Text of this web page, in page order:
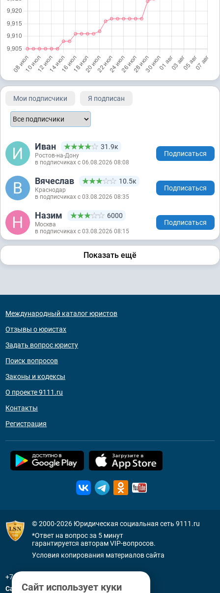
Мои подписчики Я подписан
Иван 31.9к
Ростов-на-Дону
в подписчиках с 06.08.2026 08:08
Подписаться
Вячеслав 10.5к
Краснодар
в подписчиках с 03.08.2026 08:35
Подписаться
Назим 6000
Москва
в подписчиках с 03.08.2026 08:15
Подписаться
Показать ещё
Международный каталог юристов
Отзывы о юристах
Задать вопрос юристу
Поиск вопросов
Законы и кодексы
О проекте 9111.ru
Контакты
Регистрация
© 2000-2026 Юридическая социальная сеть 9111.ru
*Ответ на вопрос за 5 минут
гарантируется авторам VIP-вопросов.
Условия копирования материалов сайта
+7 (800) 505-91-11
Санкт-Петербург
Сайт использует куки